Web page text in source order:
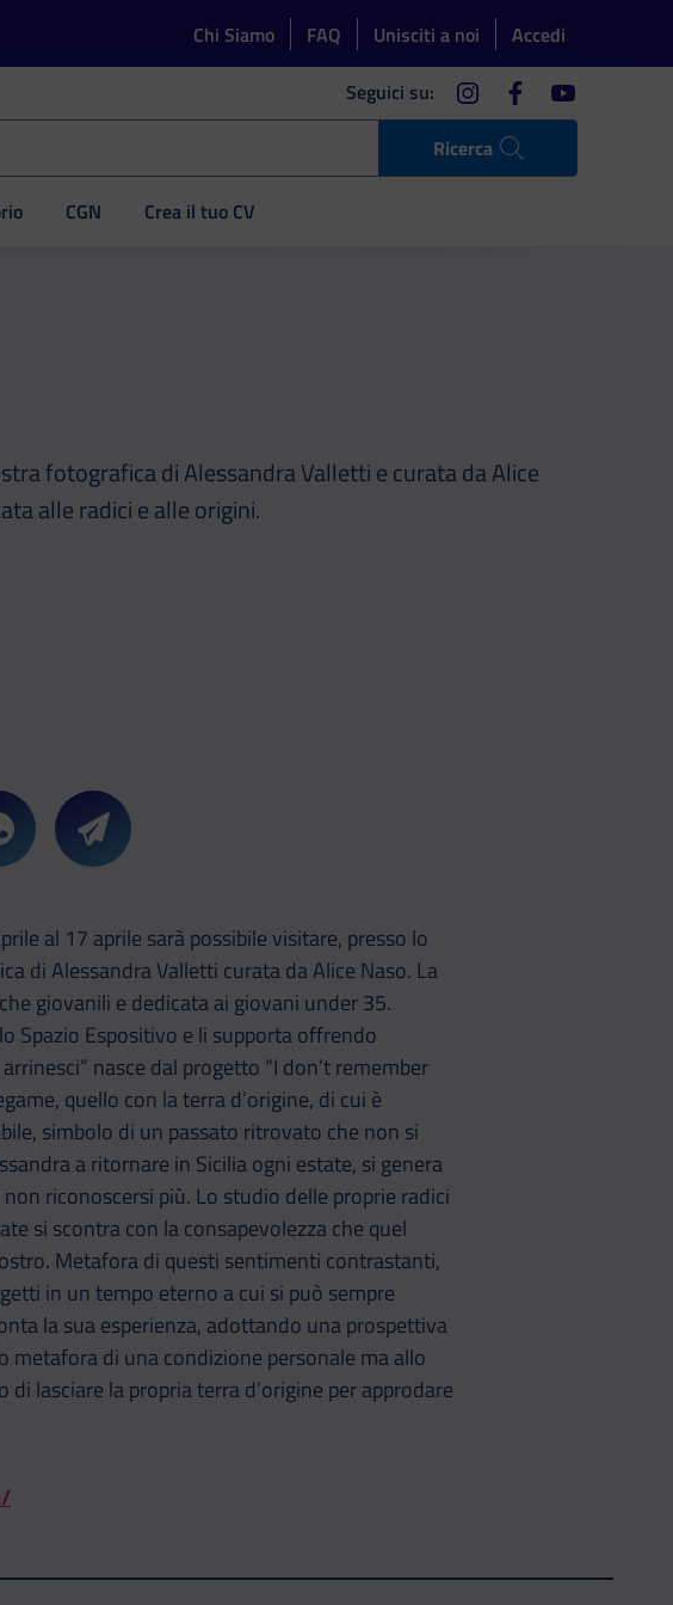
Chi Siamo FAQ Unisciti a noi Accedi
Ricerca
Seguici su: instagramfacebookyoutube
CGN Crea il tuo CV
fotografica di Alessandra Valletti e curata da Alice
alle radici e alle origini.
Twittersu Whatsapp
Condividi su Telegram
al 17 aprile sarà possibile visitare, presso lo
di Alessandra Valletti curata da Alice Naso. La
giovanili e dedicata ai giovani under 35.
Spazio Espositivo e li supporta offrendo
nasce dal progetto “I don’t remember
quello con la terra d’origine, di cui è
simbolo di un passato ritrovato che non si
a ritornare in Sicilia ogni estate, si genera
riconoscersi più. Lo studio delle proprie radici
si scontra con la consapevolezza che quel
Metafora di questi sentimenti contrastanti,
in un tempo eterno a cui si può sempre
la sua esperienza, adottando una prospettiva
metafora di una condizione personale ma allo
lasciare la propria terra d’origine per approdare